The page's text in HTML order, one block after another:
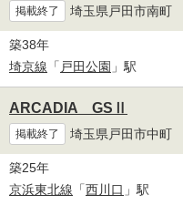
掲載終了 埼玉県戸田市南町
築38年
埼京線 「 戸田公園 」駅
ARCADIA GSⅡ
掲載終了 埼玉県戸田市中町
築25年
京浜東北線 「西川口 」駅